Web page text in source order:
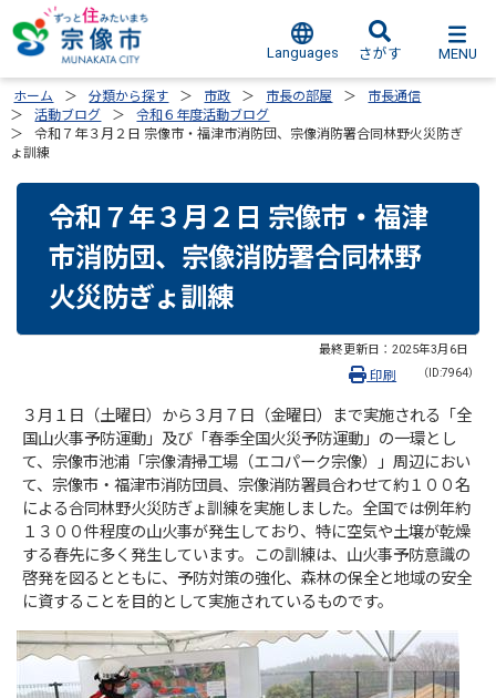
Languages さがす MENU
ホーム 分類から探す 市政 市長の部屋
市長通信
活動ブログ
令和６年度活動ブログ
令和７年３月２日 宗像市・福津市消防団、宗像消防署合同林野火災防ぎ
ょ訓練
令和７年３月２日 宗像市・福津
市消防団、宗像消防署合同林野
火災防ぎょ訓練
最終更新日： 2025年3月6日
（ID:7964）
印刷
３月１日（土曜日）から３月７日（金曜日）まで実施される「全
国山火事予防運動」及び「春季全国火災予防運動」の一環とし
て、宗像市池浦「宗像清掃工場（エコパーク宗像）」周辺におい
て、宗像市・福津市消防団員、宗像消防署員合わせて約１００名
による合同林野火災防ぎょ訓練を実施しました。全国では例年約
１３００件程度の山火事が発生しており、特に空気や土壌が乾燥
する春先に多く発生しています。この訓練は、山火事予防意識の
啓発を図るとともに、予防対策の強化、森林の保全と地域の安全
に資することを目的として実施されているものです。